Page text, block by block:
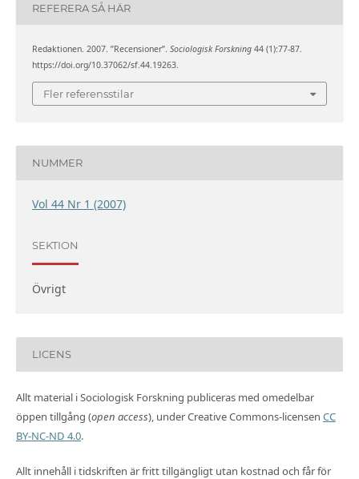
REFERERA SÅ HÄR
Redaktionen. 2007. ”Recensioner”. Sociologisk Forskning44 (1):77-87.
https://doi.org/10.37062/sf.44.19263.
Fler referensstilar
NUMMER
Vol 44 Nr 1 (2007)
SEKTION
Övrigt
LICENS
Allt material i Sociologisk Forskning publiceras med omedelbar
öppen tillgång (open access), under Creative Commons-licensen CC
BY-NC-ND 4.0.
Allt innehåll i tidskriften är fritt tillgängligt utan kostnad och får för